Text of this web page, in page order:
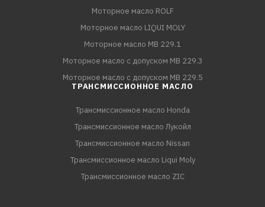
Моторное масло ROLF
Моторное масло LIQUI MOLY
Моторное масло MB 229.1
Моторное масло с допуском MB 229.3
Моторное масло с допуском MB 229.5
ТРАНСМИССИОННОЕ МАСЛО
Трансмиссионное масло Honda
Трансмиссионное масло Лукойл
Трансмиссионное масло Nissan
Трансмиссионное масло Liqui Moly
Трансмиссионное масло ZIC